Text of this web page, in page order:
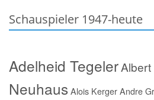
Schauspieler 1947-heute
Adelheid TegelerAlbert
Neuhaus Alois KergerAndre